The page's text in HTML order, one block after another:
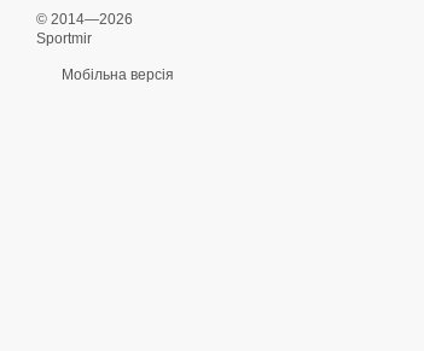
© 2014—2026
Sportmir
Мобільна версія